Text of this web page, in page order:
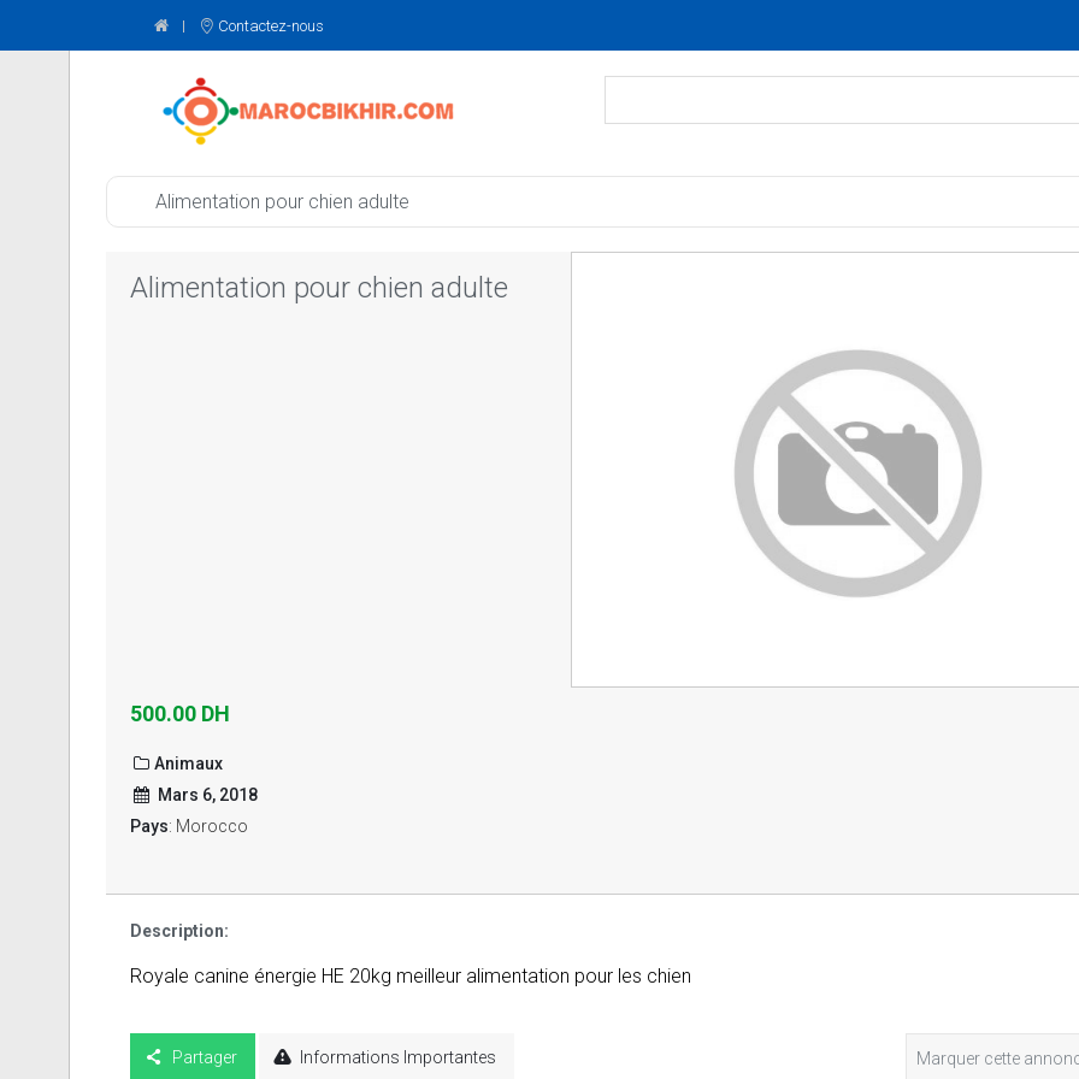
Contactez-nous
Alimentation pour chien adulte
Alimentation pour chien adulte
500.00 DH
Animaux
Mars 6, 2018
Pays: Morocco
Description:
Royale canine énergie HE 20kg meilleur alimentation pour les chien
Partager Informations Importantes